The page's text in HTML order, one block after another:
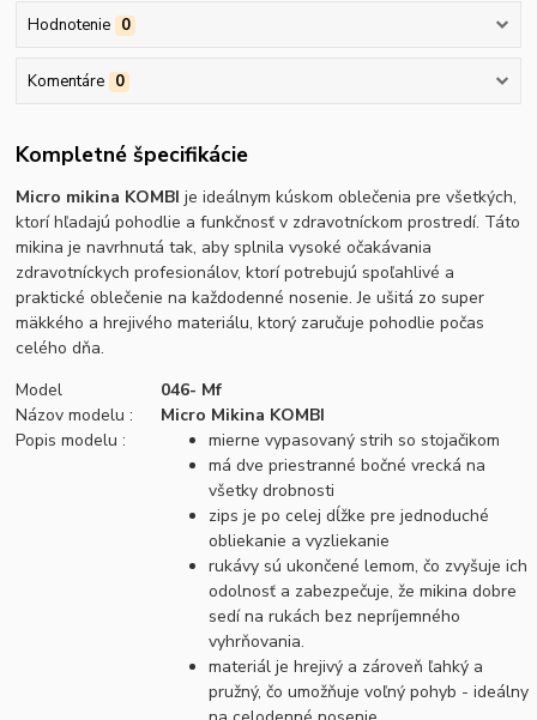
Hodnotenie 0
Komentáre 0
Kompletné špecifikácie
Micro mikina KOMBIje ideálnym kúskom oblečenia pre všetkých,
ktorí hľadajú pohodlie a funkčnosť v zdravotníckom prostredí. Táto
mikina je navrhnutá tak, aby splnila vysoké očakávania
zdravotníckych profesionálov, ktorí potrebujú spoľahlivé a
praktické oblečenie na každodenné nosenie. Je ušitá zo super
mäkkého a hrejivého materiálu, ktorý zaručuje pohodlie počas
celého dňa.
Model
046- Mf
Názov modelu :
Micro Mikina KOMBI
Popis modelu :
mierne vypasovaný strih so stojačikom
má dve priestranné bočné vrecká na
všetky drobnosti
zips je po celej dĺžke pre jednoduché
obliekanie a vyzliekanie
rukávy sú ukončené lemom, čo zvyšuje ich
odolnosť a zabezpečuje, že mikina dobre
sedí na rukách bez nepríjemného
vyhrňovania.
materiál je hrejivý a zároveň ľahký a
pružný, čo umožňuje voľný pohyb - ideálny